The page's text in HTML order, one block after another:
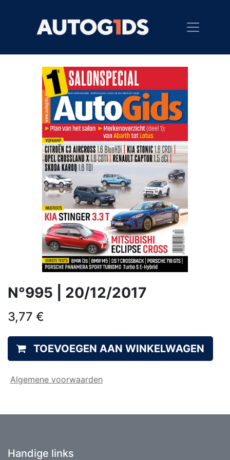
N°995 | 20/12/2017
3,77 €
TOEVOEGEN AAN WINKELWAGEN
Algemene voorwaarden
Handige links